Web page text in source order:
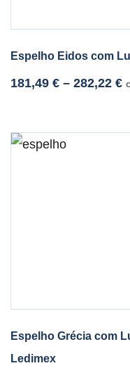
Espelho Eidos com
181,49 € – 282,22 €
Espelho Grécia com
Ledimex